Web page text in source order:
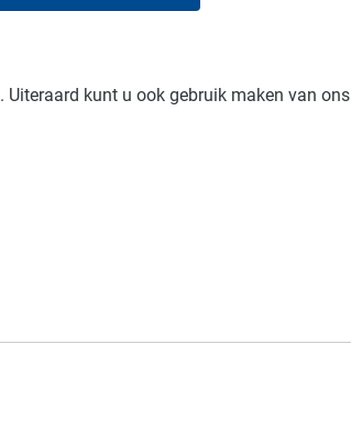
. Uiteraard kunt u ook gebruik maken van ons